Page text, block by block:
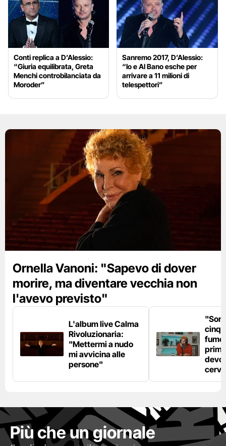
Conti replica a D’Alessio:
“Giuria equilibrata, Greta
Menchi controbilanciata da
Moroder”
Sanremo 2017, D’Alessio:
“Io e Al Bano esche per
arrivare a 11 milioni di
telespettori”
Ornella Vanoni: "Sapevo di dover
morire, ma diventare vecchia non
l'avevo previsto"
L'album live Calma
Rivoluzionaria:
"Mettermi a nudo
mi avvicina alle
persone"
fumo
devo
Più che un giornale